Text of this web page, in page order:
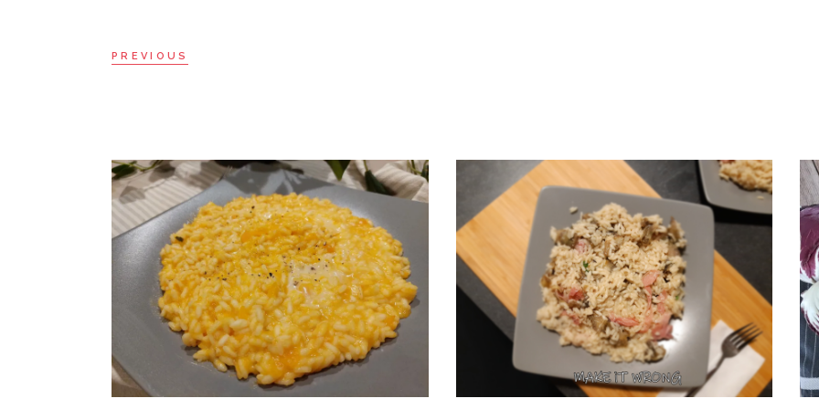
PREVIOUS